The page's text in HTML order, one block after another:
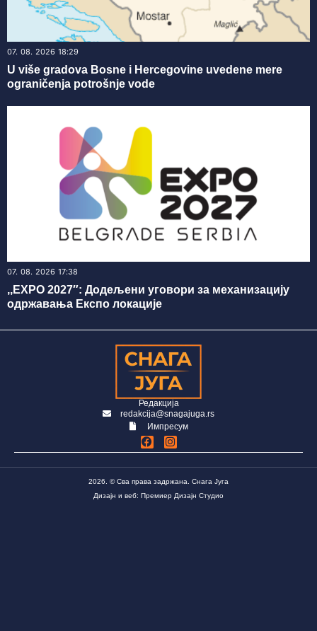
07. 08. 2026 18:29
U više gradova Bosne i Hercegovine uvedene mere
ograničenja potrošnje vode
07. 08. 2026 17:38
,,ЕXPO 2027″: Додељени уговори за механизацију
одржавања Експо локације
Редакција
redakcija@snagajuga.rs
Импресум
2026. © Сва права задржана. Снага Југа
Дизајн и веб: Премиер Дизајн Студио